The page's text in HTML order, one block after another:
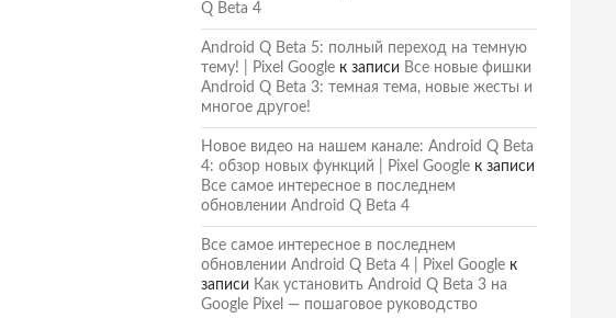
Q Beta 4
Android Q Beta 5: полный переход на темную
тему! | Pixel Google к записи Все новые фишки
Android Q Beta 3: темная тема, новые жесты и
многое другое!
Новое видео на нашем канале: Android Q Beta
4: обзор новых функций | Pixel Google к записи
Все самое интересное в последнем
обновлении Android Q Beta 4
Все самое интересное в последнем
обновлении Android Q Beta 4 | Pixel Google к
записи Как установить Android Q Beta 3 на
Google Pixel — пошаговое руководство